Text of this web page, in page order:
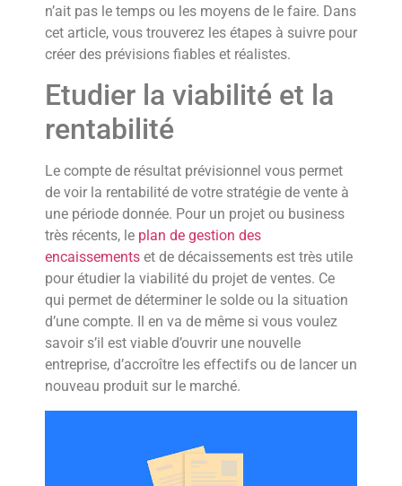
n’ait pas le temps ou les moyens de le faire. Dans
cet article, vous trouverez les étapes à suivre pour
créer des prévisions fiables et réalistes.
Etudier la viabilité et la
rentabilité
Le compte de résultat prévisionnel vous permet
de voir la rentabilité de votre stratégie de vente à
une période donnée. Pour un projet ou business
très récents, le plan de gestion des
encaissements et de décaissements est très utile
pour étudier la viabilité du projet de ventes. Ce
qui permet de déterminer le solde ou la situation
d’une compte. Il en va de même si vous voulez
savoir s’il est viable d’ouvrir une nouvelle
entreprise, d’accroître les effectifs ou de lancer un
nouveau produit sur le marché.